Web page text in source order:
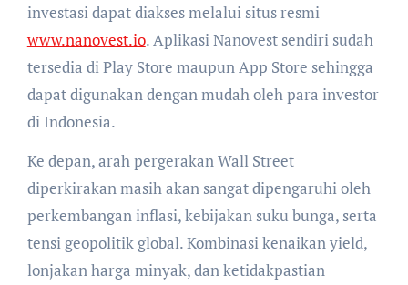
investasi dapat diakses melalui situs resmi
www.nanovest.io. Aplikasi Nanovest sendiri sudah
tersedia di Play Store maupun App Store sehingga
dapat digunakan dengan mudah oleh para investor
di Indonesia.
Ke depan, arah pergerakan Wall Street
diperkirakan masih akan sangat dipengaruhi oleh
perkembangan inflasi, kebijakan suku bunga, serta
tensi geopolitik global. Kombinasi kenaikan yield,
lonjakan harga minyak, dan ketidakpastian